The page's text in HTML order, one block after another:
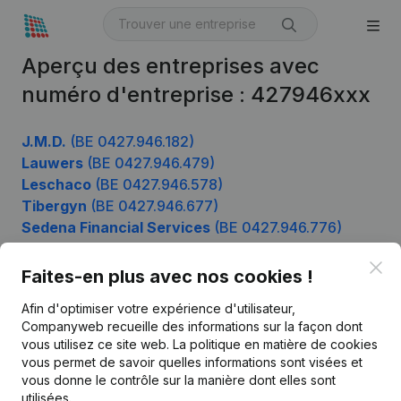
Aperçu des entreprises avec
numéro d'entreprise : 427946xxx
J.M.D. (BE 0427.946.182)
Lauwers (BE 0427.946.479)
Leschaco (BE 0427.946.578)
Tibergyn (BE 0427.946.677)
Sedena Financial Services (BE 0427.946.776)
Faites-en plus avec nos cookies !
Afin d'optimiser votre expérience d'utilisateur,
Companyweb recueille des informations sur la façon dont
vous utilisez ce site web. La politique en matière de cookies
vous permet de savoir quelles informations sont visées et
vous donne le contrôle sur la manière dont elles sont
utilisées.
Français
Informations d’entreprise
Monitoring